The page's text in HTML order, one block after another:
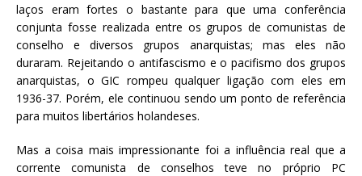
laços eram fortes o bastante para que uma conferência
conjunta fosse realizada entre os grupos de comunistas de
conselho e diversos grupos anarquistas; mas eles não
duraram. Rejeitando o antifascismo e o pacifismo dos grupos
anarquistas, o GIC rompeu qualquer ligação com eles em
1936-37. Porém, ele continuou sendo um ponto de referência
para muitos libertários holandeses.
Mas a coisa mais impressionante foi a influência real que a
corrente comunista de conselhos teve no próprio PC